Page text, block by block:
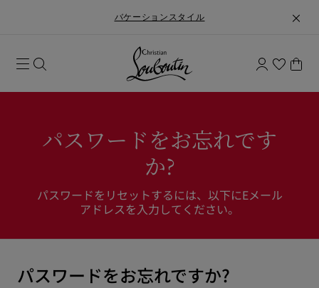
バケーションスタイル
パスワードをお忘れです
か?
パスワードをリセットするには、以下にEメール
アドレスを入力してください。
パスワードをお忘れですか?